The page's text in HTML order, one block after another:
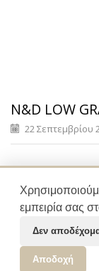
N&D LOW
22 Σεπτεμβρίου
εμπειρία σας
Δεν
Αποδοχή
Cookies